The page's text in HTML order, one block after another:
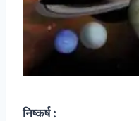
निष्कर्ष :